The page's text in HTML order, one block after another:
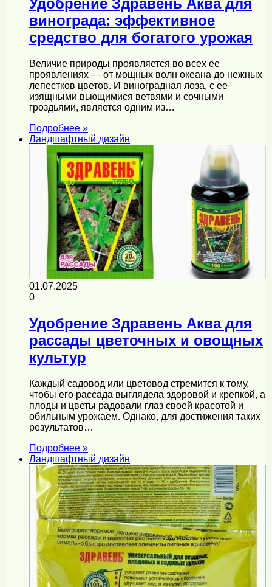
Удобрение Здравень Аква для
винограда: эффективное
средство для богатого урожая
Величие природы проявляется во всех ее
проявлениях — от мощных волн океана до нежных
лепестков цветов. И виноградная лоза, с ее
изящными вьющимися ветвями и сочными
гроздьями, является одним из…
Подробнее »
Ландшафтный дизайн
01.07.2025
0
Удобрение Здравень Аква для
рассады цветочных и овощных
культур
Каждый садовод или цветовод стремится к тому,
чтобы его рассада выглядела здоровой и крепкой, а
плоды и цветы радовали глаз своей красотой и
обильным урожаем. Однако, для достижения таких
результатов…
Подробнее »
Ландшафтный дизайн